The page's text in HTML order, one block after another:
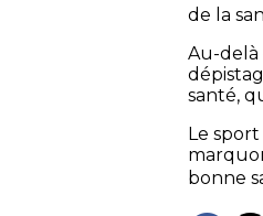
de la
Au-delà
santé,
Le
bonne